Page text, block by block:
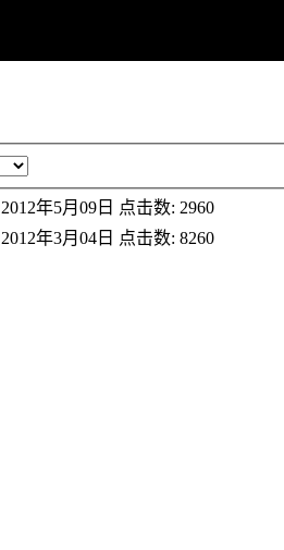
2012年5月09日 点击数: 2960
2012年3月04日 点击数: 8260